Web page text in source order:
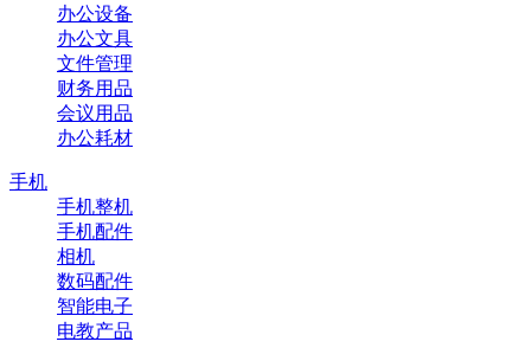
办公设备
办公文具
文件管理
财务用品
会议用品
办公耗材
手机
手机整机
手机配件
相机
数码配件
智能电子
电教产品